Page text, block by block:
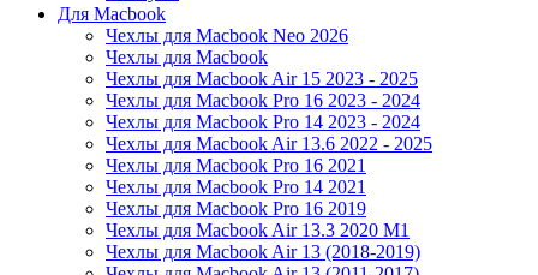
Для Macbook
Чехлы для Macbook Neo 2026
Чехлы для Macbook
Чехлы для Macbook Air 15 2023 - 2025
Чехлы для Macbook Pro 16 2023 - 2024
Чехлы для Macbook Pro 14 2023 - 2024
Чехлы для Macbook Air 13.6 2022 - 2025
Чехлы для Macbook Pro 16 2021
Чехлы для Macbook Pro 14 2021
Чехлы для Macbook Pro 16 2019
Чехлы для Macbook Air 13.3 2020 M1
Чехлы для Macbook Air 13 (2018-2019)